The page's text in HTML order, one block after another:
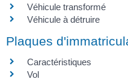
Véhicule transformé
Véhicule à détruire
Plaques
Caractéristiques
Vol